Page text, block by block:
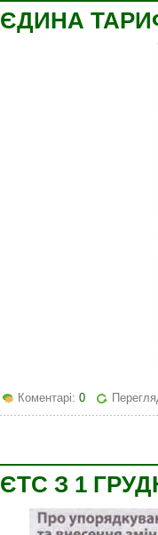
ЄДИНА
Коментарі: 0
ЄТС З 1